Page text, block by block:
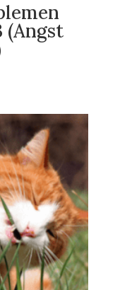
(Angst